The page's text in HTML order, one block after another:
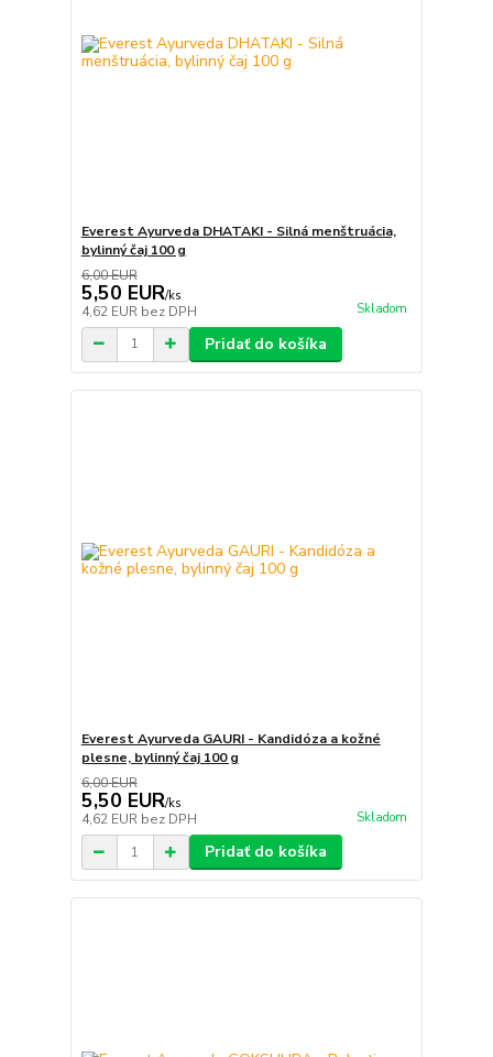
Everest Ayurveda DHATAKI - Silná menštruácia,
bylinný čaj 100 g
6,00 EUR
5,50 EUR/ks
4,62 EUR bez DPH Skladom
Pridať do košíka
Everest Ayurveda GAURI - Kandidóza a kožné
plesne, bylinný čaj 100 g
6,00 EUR
5,50 EUR/ks
4,62 EUR bez DPH Skladom
Pridať do košíka